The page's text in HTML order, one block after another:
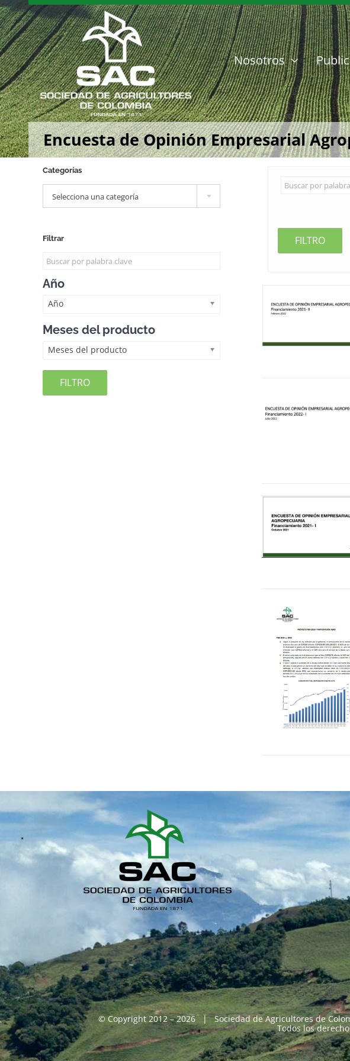
Saltar
al
contenido
Nosotros
Encuesta de Opinión Empresarial
FILTRO
Categorías
Selecciona una categoría
Filtrar
Año
Año
Meses del producto
Meses del producto
FILTRO
© Copyright 2012 – 2026 | Sociedad de Agricultores de
Todos los